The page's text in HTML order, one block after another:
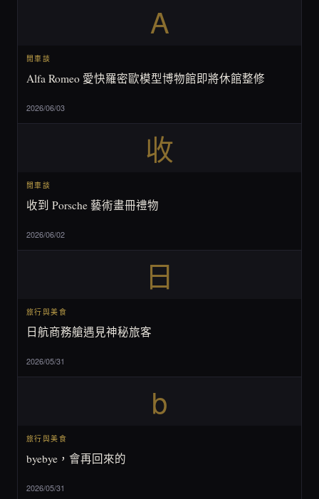
A
閒車談
Alfa Romeo 愛快羅密歐模型博物館即將休館整修
2026/06/03
收
閒車談
收到 Porsche 藝術畫冊禮物
2026/06/02
日
旅行與美食
日航商務艙遇見神秘旅客
2026/05/31
b
旅行與美食
byebye，會再回來的
2026/05/31